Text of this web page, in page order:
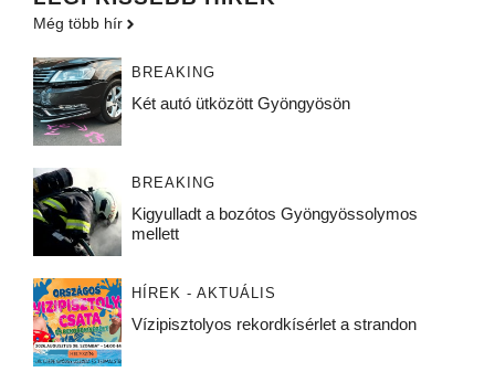
Még több hír
BREAKING
Két autó ütközött Gyöngyösön
BREAKING
Kigyulladt a bozótos Gyöngyössolymos
mellett
HÍREK - AKTUÁLIS
Vízipisztolyos rekordkísérlet a strandon